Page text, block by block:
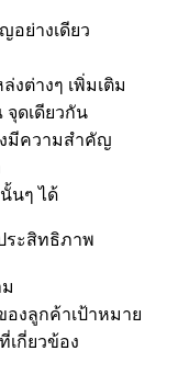
ย่างเดียว
ต่างๆ เพิ่มเติม
ดเดียวกัน
มีความสำคัญ
นๆ ได้
ระสิทธิภาพ
งลูกค้าเป้าหมาย
เกี่ยวข้อง